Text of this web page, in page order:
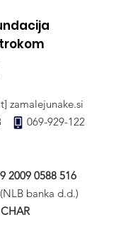
zamalejunake.si
069-929-122
2009 0588 516
(NLB banka d.d.)
CHAR